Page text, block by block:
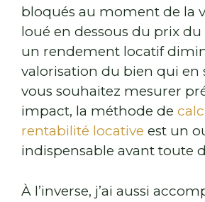
bloqués au moment de la
loué en dessous du prix du
un rendement locatif
valorisation du bien qui en
vous souhaitez mesurer
impact, la méthode de
rentabilité locative est un
indispensable avant toute
À l’inverse, j’ai aussi